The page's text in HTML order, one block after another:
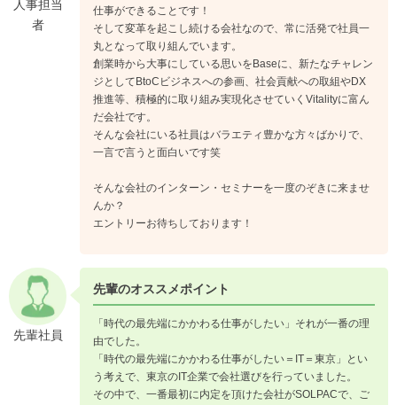
人事担当
者
仕事ができることです！
そして変革を起こし続ける会社なので、常に活発で社員一
丸となって取り組んでいます。
創業時から大事にしている思いをBaseに、新たなチャレン
ジとしてBtoCビジネスへの参画、社会貢献への取組やDX
推進等、積極的に取り組み実現化させていくVitalityに富ん
だ会社です。
そんな会社にいる社員はバラエティ豊かな方々ばかりで、
一言で言うと面白いです笑
そんな会社のインターン・セミナーを一度のぞきに来ませ
んか？
エントリーお待ちしております！
先輩社員
先輩のオススメポイント
「時代の最先端にかかわる仕事がしたい」それが一番の理
由でした。
「時代の最先端にかかわる仕事がしたい＝IT＝東京」とい
う考えで、東京のIT企業で会社選びを行っていました。
その中で、一番最初に内定を頂けた会社がSOLPACで、ご